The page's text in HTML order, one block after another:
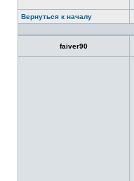
Вернуться к началу
faiver90